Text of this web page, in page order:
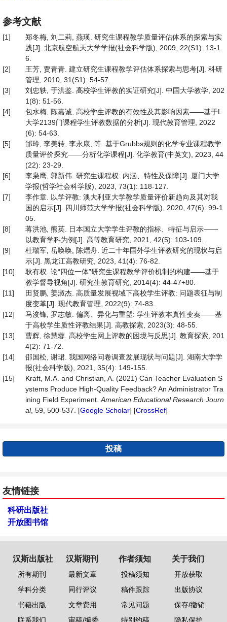
参考文献
[1]
郑冬梅, 刘二莉, 燕瑛. 研究生课程教学质量评估体系的探索与实
践[J]. 北京航空航天大学学报(社会科学版), 2009, 22(S1): 13-1
6.
[2]
王芳, 贾青青. 建立研究生课程教学评估体系探索与思考[J]. 科研
管理, 2010, 31(S1): 54-57.
[3]
刘忠轶, 于洪鉴. 高校学生评教的实证研究[J]. 中国大学教学, 202
1(8): 51-56.
[4]
包水梅, 陈嘉诚, 高校学生评教的有效性及其影响因素——基于L
大学2139门课程学生评教数据的分析[J]. 现代教育管理, 2022
(6): 54-63.
[5]
邰玲, 李美转, 李永康, 等. 基于Grubbs规则的化学专业课程教学
质量评价探究——分析化学课程[J]. 化学教育(中英文), 2023, 44
(22): 23-29.
[6]
李枭鹰, 郭新伟. 研究生课程权: 内涵、特性及保障[J]. 厦门大学
学报(哲学社会科学版), 2023, 73(1): 118-127.
[7]
李作章. 以学评教: 澳大利亚大学教学质量评价新趋向及其对我
国的启示[J]. 四川师范大学学报(社会科学版), 2020, 47(6): 99-1
05.
[8]
蒋洪池, 熊英. 日本国立大学学生评教的指标、特征与启示——
以教育学科为例[J]. 高等教育研究, 2021, 42(5): 103-109.
[9]
杜瑞军, 岳唤唤, 陈熠舟. 近二十年国外学生评教研究的现状与启
示[J]. 黑龙江高教研究, 2023, 41(4): 76-82.
[10]
耿有权. 论“四位一体”研究生课程教学评价机制的构建——基于
教学督导视角[J]. 研究生教育研究, 2014(4): 44-47+80.
[11]
田贤鹏, 姜淑杰. 高质量发展视域下高校学生评教: 问题表征与制
度变革[J]. 现代教育管理, 2022(9): 74-83.
[12]
马浚锋, 罗志敏. 偏离、异化与重塑: 学生评教本真性变奏——基
于高校学生质性评教结果[J]. 高教探索, 2023(3): 48-55.
[13]
曹辉, 徐慧蓉. 高校学生网上评教的困境与反思[J]. 教育探索, 201
4(2): 71-72.
[14]
邵国松, 谢珺. 我国网络问卷调查发展现状与问题[J]. 湖南大学学
报(社会科学版), 2021, 35(4): 149-155.
[15]
Kraft, M.A. and Christian, A. (2021) Can Teacher Evaluation S
ystems Produce High-Quality Feedback? An Administrator Tra
ining Field Experiment. American Educational Research Journ
al, 59, 500-537. [Google Scholar] [CrossRef]
投稿
友情链接
科研出版社
开放图书馆
汉斯出版社
所有期刊
学科分类
书籍出版
联系我们
汉斯期刊
最新文章
同行评议
文章费用
审稿/编委
作者须知
投稿须知
稿件跟踪
常见问题
特别约稿
关于我们
开放获取
出版协议
保存/撤销
隐私保护